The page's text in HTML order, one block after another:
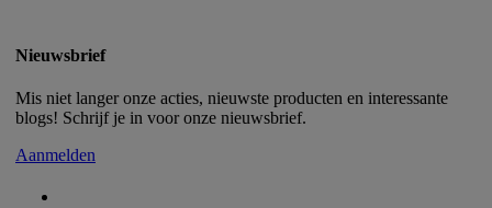
Nieuwsbrief
Mis niet langer onze acties, nieuwste producten en interessante
blogs! Schrijf je in voor onze nieuwsbrief.
Aanmelden